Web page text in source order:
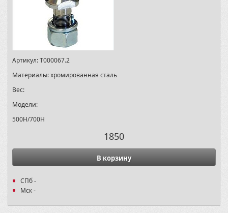
Артикул:T000067.2
Материалы:хромированная сталь
Вес:
Модели:
500H/700H
1850
В корзину
СПб -
Мск -